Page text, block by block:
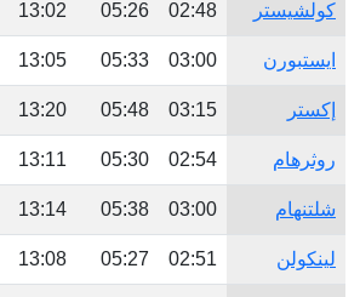
كولشيستر 02:48
05:26
13:02
ايستبورن 03:00
05:33
13:05
إكستر 03:15
05:48
13:20
روثرهام 02:54
05:30
13:11
شلتنهام 03:00
05:38
13:14
لينكولن 02:51
05:27
13:08